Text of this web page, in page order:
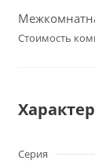
Cтоимость
Серия